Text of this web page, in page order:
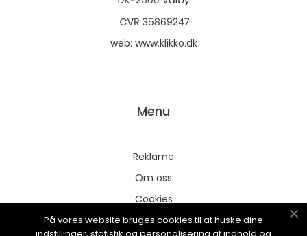
web: www.klikko.dk
Menu
Reklame
Om oss
Cookies
Kontakt Oss
På vores website bruges cookies til at huske dine